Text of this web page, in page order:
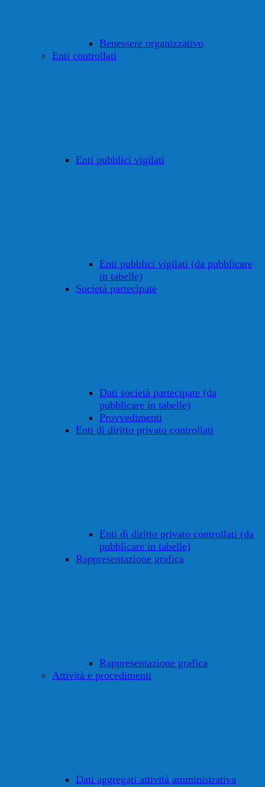
Benessere organizzativo
Enti controllati
Enti pubblici vigilati
Enti pubblici vigilati (da pubblicare
in tabelle)
Società partecipate
Dati società partecipate (da
pubblicare in tabelle)
Provvedimenti
Enti di diritto privato controllati
Enti di diritto privato controllati (da
pubblicare in tabelle)
Rappresentazione grafica
Rappresentazione grafica
Attività e procedimenti
Dati aggregati attività amministrativa